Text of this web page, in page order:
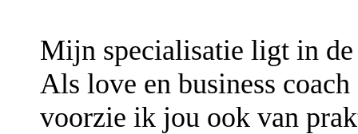
Mijn specialisatie ligt in
Als love en business
voorzie ik jou ook van